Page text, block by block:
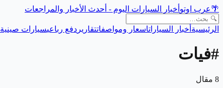
🌴عرب اوتو أخبار السيارات اليوم - أحدث الأخبار والمراجعات
الرئيسية أخبار السياراتاسعار ومواصفاتتقارير دفع رباعيسيارات صينية
#فيات
8 مقال